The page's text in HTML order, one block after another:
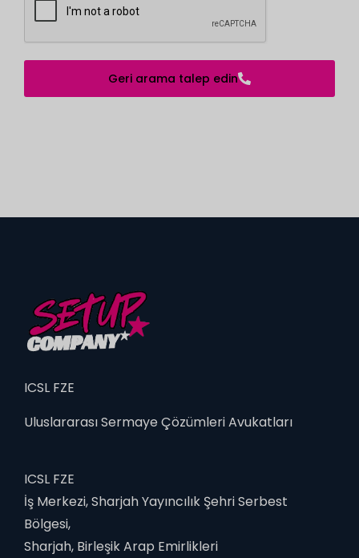
Geri arama talep edin
ICSL FZE
Uluslararası Sermaye Çözümleri Avukatları
ICSL FZE
İş Merkezi, Sharjah Yayıncılık Şehri Serbest
Bölgesi,
Sharjah, Birleşik Arap Emirlikleri